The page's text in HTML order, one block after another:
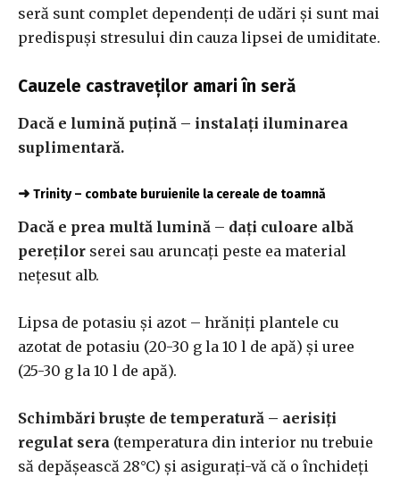
seră sunt complet dependenți de udări și sunt mai
predispuși stresului din cauza lipsei de umiditate.
Cauzele castraveților amari în seră
Dacă e lumină puțină – instalați iluminarea
suplimentară.
➜ Trinity – combate buruienile la cereale de toamnă
Dacă e prea multă lumină – dați culoare albă
pereților serei sau aruncați peste ea material
nețesut alb.
Lipsa de potasiu și azot – hrăniți plantele cu
azotat de potasiu (20-30 g la 10 l de apă) și uree
(25-30 g la 10 l de apă).
Schimbări bruște de temperatură – aerisiți
regulat sera (temperatura din interior nu trebuie
să depășească 28°C) și asigurați-vă că o închideți